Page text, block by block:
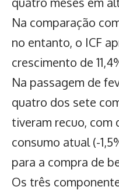
Na comparação
no entanto, o ICF
crescimento de
Na passagem de
quatro dos sete
tiveram recuo, com
consumo atual (-
para a compra de
Os três